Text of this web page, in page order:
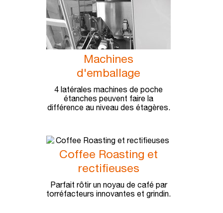
Machines
d'emballage
4 latérales machines de poche
étanches peuvent faire la
différence au niveau des étagères.
Coffee Roasting et
rectifieuses
Parfait rôtir un noyau de café par
torréfacteurs innovantes et grindin.